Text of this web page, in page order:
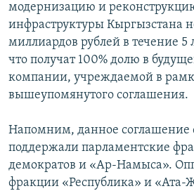
модернизацию и
инфраструктуры Кыргызстана
миллиардов рублей в течение 5
что получат 100% долю в
компании, учреждаемой в
вышеупомянутого соглашения.
Напомним, данное соглашение
поддержали парламентские
демократов и «Ар-Намыса».
фракции «Республика» и «Ата-